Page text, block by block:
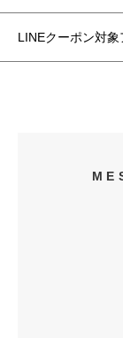
LINEクーポン対象